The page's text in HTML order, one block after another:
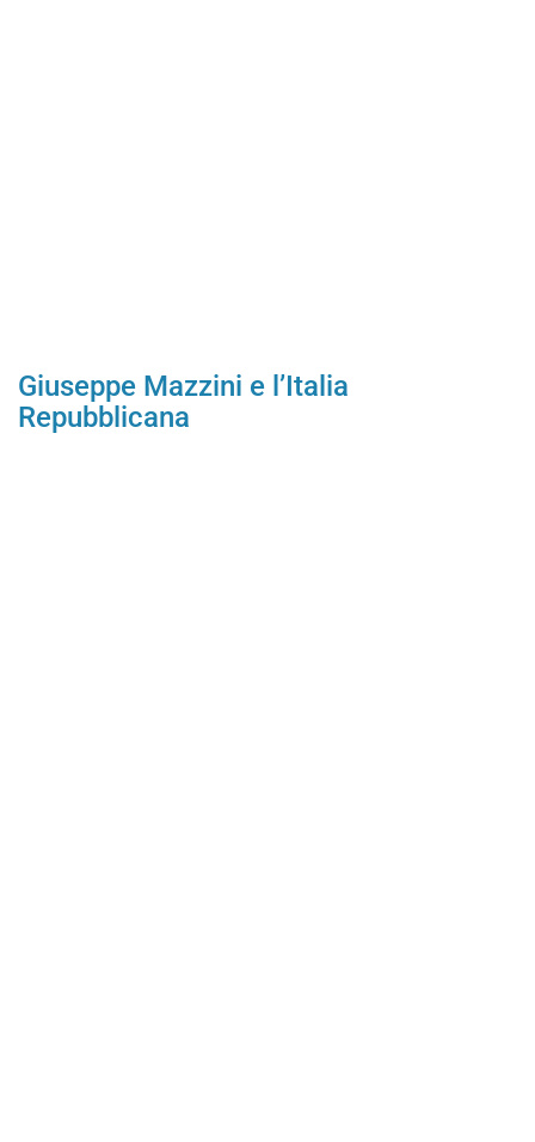
Giuseppe Mazzini e l’Italia
Repubblicana